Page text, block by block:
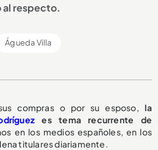
al respecto.
Águeda Villa
compras o por su esposo, la
es tema recurrente de
en los medios españoles, en los
titulares diariamente.